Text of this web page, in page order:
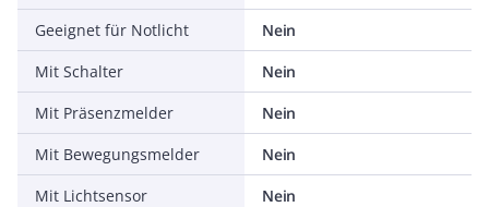
Geeignet für Notlicht
Nein
Mit Schalter
Nein
Mit Präsenzmelder
Nein
Mit Bewegungsmelder
Nein
Mit Lichtsensor
Nein